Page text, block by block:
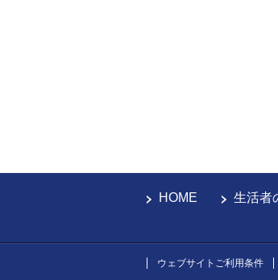
HOME 生活者
ウェブサイトご利用条件